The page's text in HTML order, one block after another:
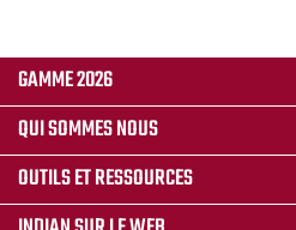
GAMME 2026
QUI SOMMES NOUS
OUTILS ET RESSOURCES